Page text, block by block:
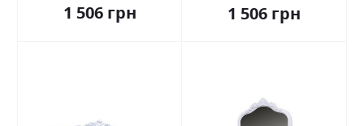
1 506 грн 1 506 грн